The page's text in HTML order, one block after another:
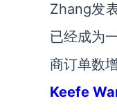
Zhang发
已经成为
商订单数
Keefe